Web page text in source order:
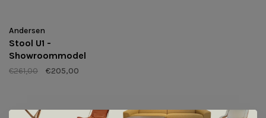
Andersen
Stool U1 -
Showroommodel
€261,00 €205,00